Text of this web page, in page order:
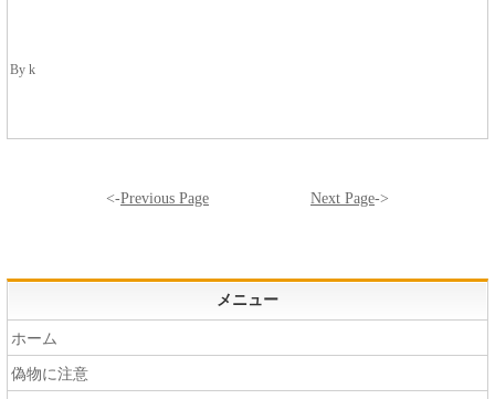
By k
<-Previous Page Next Page->
メニュー
ホーム
偽物に注意